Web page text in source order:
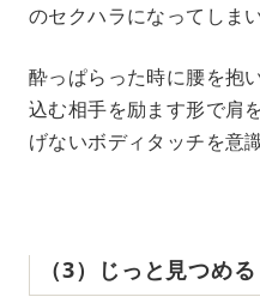
のセクハラになってしまい
酔っぱらった時に腰を抱
込む相手を励ます形で肩
げないボディタッチを意
‌（‌3‌）‌じっと見つめる